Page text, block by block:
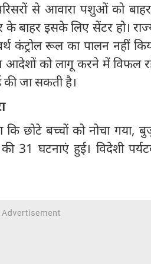
से आवारा पशुओं को
बाहर इसके लिए सेंटर हो।
कंट्रोल रूल का पालन नहीं
आदेशों को लागू करने में
जा सकती है।
छोटे बच्चों को नोचा गया,
31 घटनाएं हुई। विदेशी